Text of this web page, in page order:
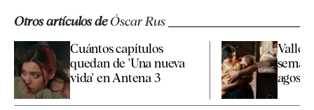
Otros artículos deÓscar Rus
Cuántos capítulos
quedan de 'Una nueva
vida' en Antena 3
Valle